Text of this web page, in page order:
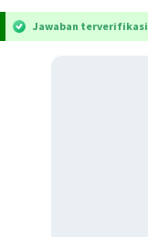
Jawaban terverifikasi